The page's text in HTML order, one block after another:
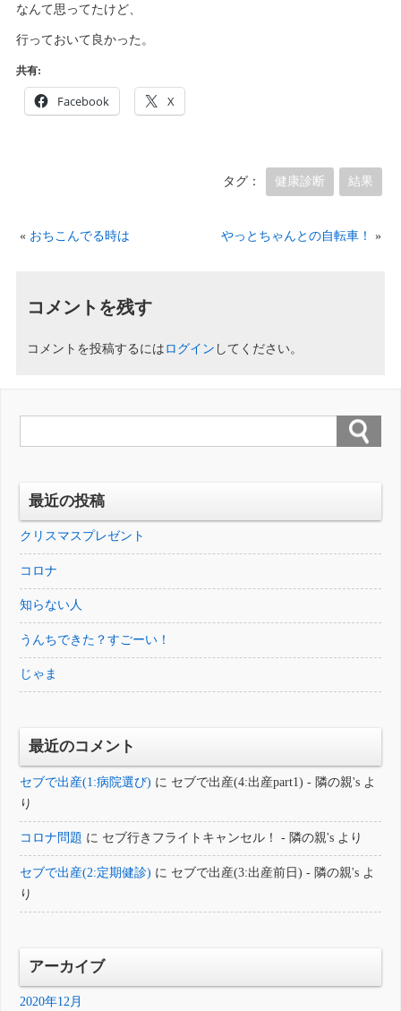
なんて思ってたけど、
行っておいて良かった。
共有:
Facebook X
タグ： 健康診断 結果
« おちこんでる時は やっとちゃんとの自転車！ »
コメントを残す
コメントを投稿するには ログイン してください。
最近の投稿
クリスマスプレゼント
コロナ
知らない人
うんちできた？すごーい！
じゃま
最近のコメント
セブで出産(1:病院選び) に セブで出産(4:出産part1) - 隣の親's よ
り
コロナ問題 に セブ行きフライトキャンセル！ - 隣の親's より
セブで出産(2:定期健診) に セブで出産(3:出産前日) - 隣の親's よ
り
アーカイブ
2020年12月